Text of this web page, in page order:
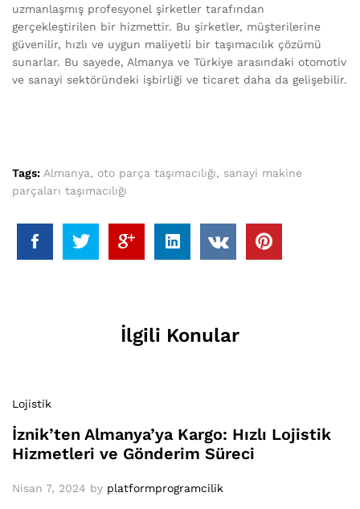
uzmanlaşmış profesyonel şirketler tarafından
gerçekleştirilen bir hizmettir. Bu şirketler, müşterilerine
güvenilir, hızlı ve uygun maliyetli bir taşımacılık çözümü
sunarlar. Bu sayede, Almanya ve Türkiye arasındaki otomotiv
ve sanayi sektöründeki işbirliği ve ticaret daha da gelişebilir.
Tags: Almanya, oto parça taşımacılığı, sanayi makine
parçaları taşımacılığı
İlgili Konular
Lojistik
İznik’ten Almanya’ya Kargo: Hızlı Lojistik
Hizmetleri ve Gönderim Süreci
Nisan 7, 2024 by platformprogramcilik